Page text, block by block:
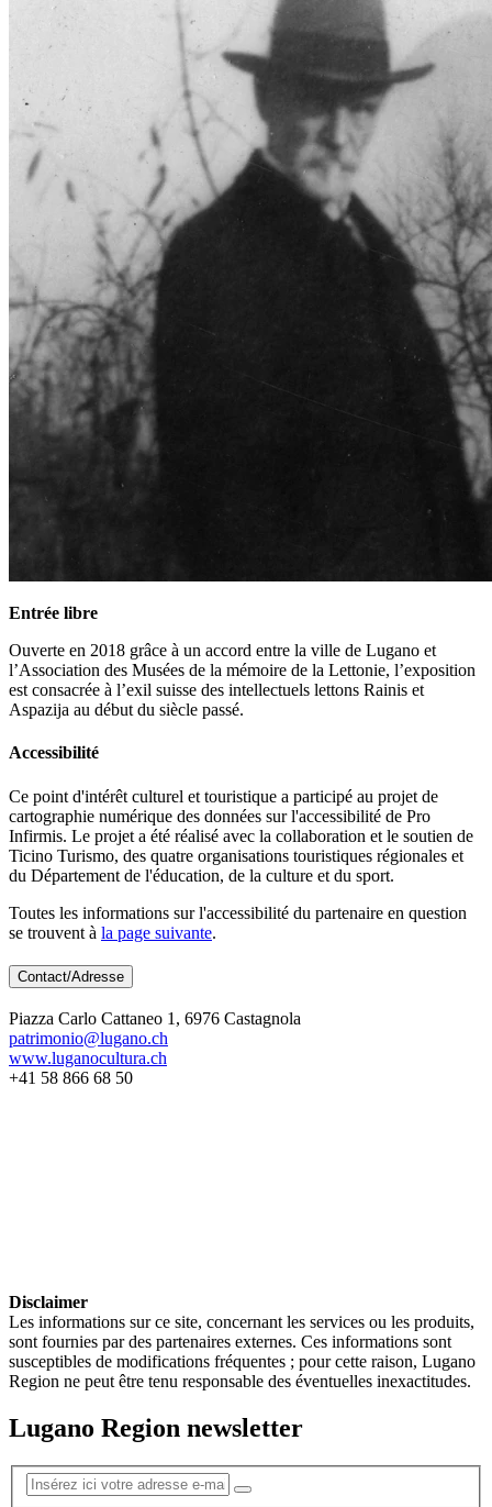
Entrée libre
Ouverte en 2018 grâce à un accord entre la ville de Lugano et
l’Association des Musées de la mémoire de la Lettonie, l’exposition
est consacrée à l’exil suisse des intellectuels lettons Rainis et
Aspazija au début du siècle passé.
Accessibilité
Ce point d'intérêt culturel et touristique a participé au projet de
cartographie numérique des données sur l'accessibilité de Pro
Infirmis. Le projet a été réalisé avec la collaboration et le soutien de
Ticino Turismo, des quatre organisations touristiques régionales et
du Département de l'éducation, de la culture et du sport.
Toutes les informations sur l'accessibilité du partenaire en question
se trouvent à la page suivante.
Contact/Adresse
Piazza Carlo Cattaneo 1, 6976 Castagnola
patrimonio@lugano.ch
www.luganocultura.ch
+41 58 866 68 50
Disclaimer
Les informations sur ce site, concernant les services ou les produits,
sont fournies par des partenaires externes. Ces informations sont
susceptibles de modifications fréquentes ; pour cette raison, Lugano
Region ne peut être tenu responsable des éventuelles inexactitudes.
Lugano Region newsletter